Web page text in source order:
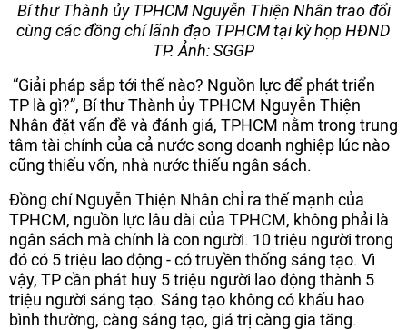
Bí thư Thành ủy TPHCM Nguyễn Thiện Nhân trao đổi
cùng các đồng chí lãnh đạo TPHCM tại kỳ họp HĐND
TP. Ảnh: SGGP
“Giải pháp sắp tới thế nào? Nguồn lực để phát triển
TP là gì?”, Bí thư Thành ủy TPHCM Nguyễn Thiện
Nhân đặt vấn đề và đánh giá, TPHCM nằm trong trung
tâm tài chính của cả nước song doanh nghiệp lúc nào
cũng thiếu vốn, nhà nước thiếu ngân sách.
Đồng chí Nguyễn Thiện Nhân chỉ ra thế mạnh của
TPHCM, nguồn lực lâu dài của TPHCM, không phải là
ngân sách mà chính là con người. 10 triệu người trong
đó có 5 triệu lao động - có truyền thống sáng tạo. Vì
vậy, TP cần phát huy 5 triệu người lao động thành 5
triệu người sáng tạo. Sáng tạo không có khấu hao
bình thường, càng sáng tạo, giá trị càng gia tăng.